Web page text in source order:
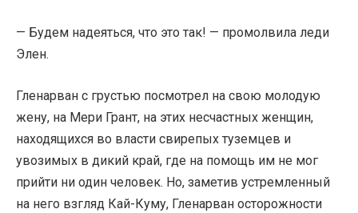
— Будем надеяться, что это так! — промолвила леди
Элен.
Гленарван с грустью посмотрел на свою молодую
жену, на Мери Грант, на этих несчастных женщин,
находящихся во власти свирепых туземцев и
увозимых в дикий край, где на помощь им не мог
прийти ни один человек. Но, заметив устремленный
на него взгляд Кай-Куму, Гленарван осторожности